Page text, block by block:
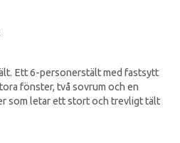
Ett 6-personerstält med fastsytt
fönster, två sovrum och en
som letar ett stort och trevligt tält